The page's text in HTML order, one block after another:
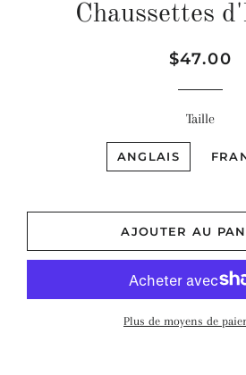
Chaussettes
Prix
Prix
$47.00
Taille
ANGLAIS
AJOUTER AU
Plus de moyens de